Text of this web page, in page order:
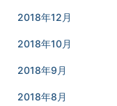
2018年12月
2018年10月
2018年9月
2018年8月